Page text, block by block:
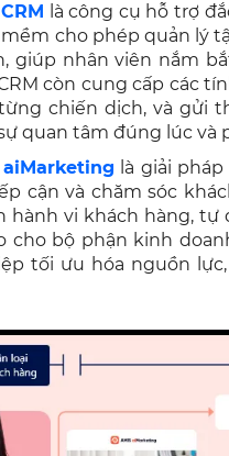
là công cụ hỗ trợ
mềm cho phép quản lý
giúp nhân viên nắm
còn cung cấp các
chiến dịch, và gửi
quan tâm đúng lúc và
aiMarketing là giải
cận và chăm sóc
hành vi khách hàng,
cho bộ phận kinh
tối ưu hóa nguồn